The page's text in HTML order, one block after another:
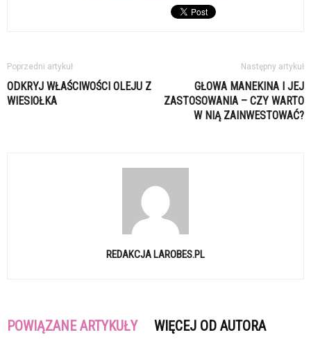
Poprzedni artykuł
ODKRYJ WŁAŚCIWOŚCI OLEJU Z
WIESIOŁKA
Następny artykuł
GŁOWA MANEKINA I JEJ
ZASTOSOWANIA – CZY WARTO
W NIĄ ZAINWESTOWAĆ?
REDAKCJA LAROBES.PL
POWIĄZANE ARTYKUŁY WIĘCEJ OD AUTORA